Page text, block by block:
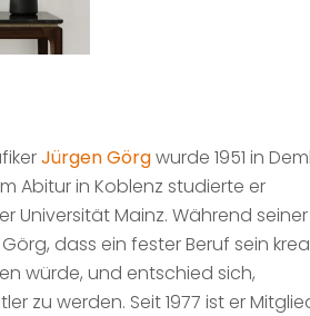
Jürgen Görgwurde 1951 in
Abitur in Koblenz studierte er
Universität Mainz. Während seiner
dass ein fester Beruf sein
würde, und entschied sich,
zu werden. Seit 1977 ist er